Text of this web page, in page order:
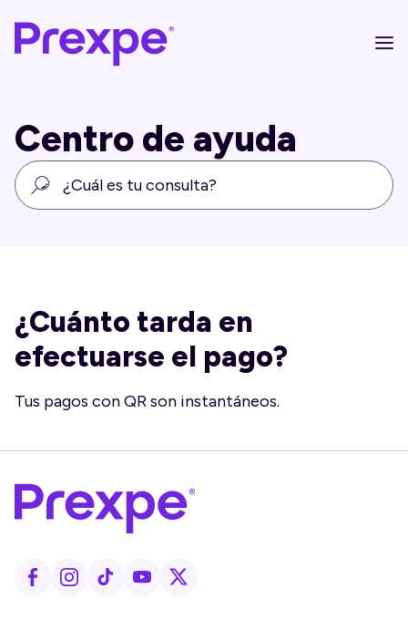
Centro de ayuda
¿Cuánto tarda en
efectuarse el pago?
Tus pagos con QR son instantáneos.